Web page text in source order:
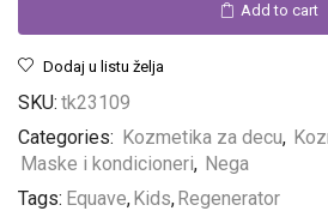
Add to cart
Dodaj u listu želja
SKU: tk23109
Categories: Kozmetika za decu,
Maske i kondicioneri, Nega
Tags: Equave,Kids,Regenerator
Linija za jači pol. Oseti
POGLEDAJ